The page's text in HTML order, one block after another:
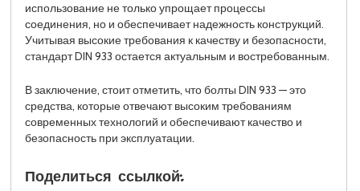
использование не только упрощает процессы
соединения, но и обеспечивает надежность конструкций.
Учитывая высокие требования к качеству и безопасности,
стандарт DIN 933 остается актуальным и востребованным.
В заключение, стоит отметить, что болты DIN 933 — это
средства, которые отвечают высоким требованиям
современных технологий и обеспечивают качество и
безопасность при эксплуатации.
Поделиться ссылкой: